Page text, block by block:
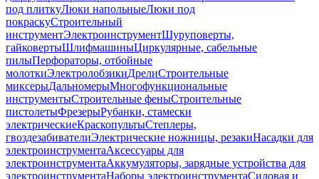
под плиткуЛюки напольныеЛюки под
покраскуСтроительный
инструментЭлектроинструментШуруповерты,
гайковертыШлифмашиныЦиркулярные, сабельные
пилыПерфораторы, отбойные
молоткиЭлектролобзикиДрелиСтроительные
миксерыДальномерыМногофункциональные
инструментыСтроительные феныСтроительные
пистолетыФрезерыРубанки, стамески
электрическиеКраскопультыСтеплеры,
гвоздезабивателиЭлектрические ножницы, резакиНасадки для
электроинструментаАксессуары для
электроинструментаАккумуляторы, зарядные устройства для
электроинструментаНаборы электроинструментаСиловая и